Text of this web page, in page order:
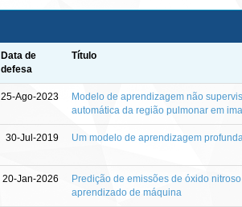
Data de
defesa
Título
25-Ago-2023
Modelo de aprendizagem não
automática da região pulmonar em
30-Jul-2019 Um modelo de aprendizagem
20-Jan-2026
Predição de emissões de óxido
aprendizado de máquina